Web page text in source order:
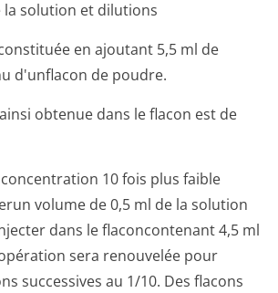
solution et dilutions
en ajoutant 5,5 ml de
d'unflacon de poudre.
obtenue dans le flacon est de
10 fois plus faible
volume de 0,5 ml de la solution
dans le flaconcontenant 4,5 ml
sera renouvelée pour
successives au 1/10. Des flacons